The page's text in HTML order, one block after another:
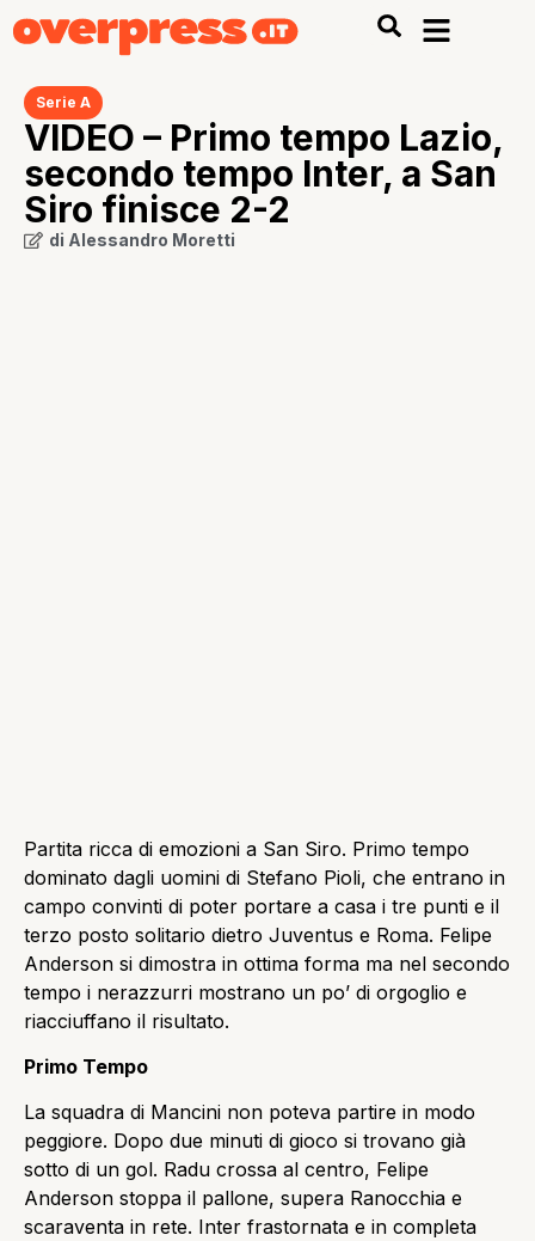
Serie A
VIDEO – Primo tempo Lazio,
secondo tempo Inter, a San
Siro finisce 2-2
di Alessandro Moretti
Partita ricca di emozioni a San Siro. Primo tempo
dominato dagli uomini di Stefano Pioli, che entrano in
campo convinti di poter portare a casa i tre punti e il
terzo posto solitario dietro Juventus e Roma. Felipe
Anderson si dimostra in ottima forma ma nel secondo
tempo i nerazzurri mostrano un po’ di orgoglio e
riacciuffano il risultato.
Primo Tempo
La squadra di Mancini non poteva partire in modo
peggiore. Dopo due minuti di gioco si trovano già
sotto di un gol. Radu crossa al centro, Felipe
Anderson stoppa il pallone, supera Ranocchia e
scaraventa in rete. Inter frastornata e in completa